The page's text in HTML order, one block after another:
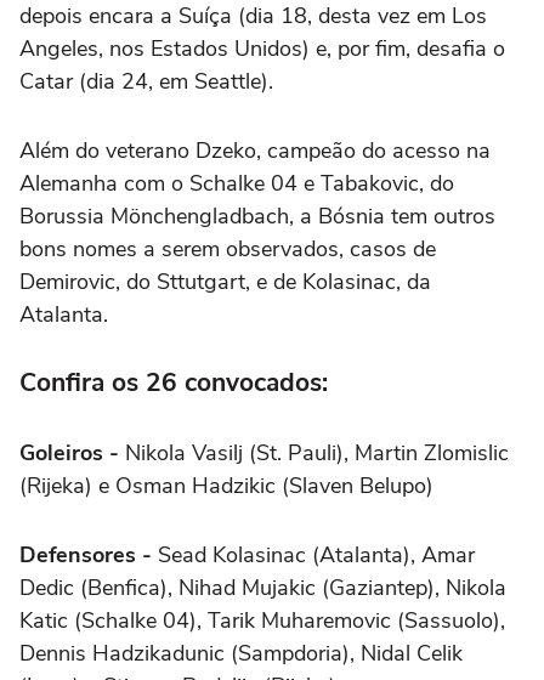
depois encara a Suíça (dia 18, desta vez em Los
Angeles, nos Estados Unidos) e, por fim, desafia o
Catar (dia 24, em Seattle).
Além do veterano Dzeko, campeão do acesso na
Alemanha com o Schalke 04 e Tabakovic, do
Borussia Mönchengladbach, a Bósnia tem outros
bons nomes a serem observados, casos de
Demirovic, do Sttutgart, e de Kolasinac, da
Atalanta.
Confira os 26 convocados:
Goleiros - Nikola Vasilj (St. Pauli), Martin Zlomislic
(Rijeka) e Osman Hadzikic (Slaven Belupo)
Defensores - Sead Kolasinac (Atalanta), Amar
Dedic (Benfica), Nihad Mujakic (Gaziantep), Nikola
Katic (Schalke 04), Tarik Muharemovic (Sassuolo),
Dennis Hadzikadunic (Sampdoria), Nidal Celik